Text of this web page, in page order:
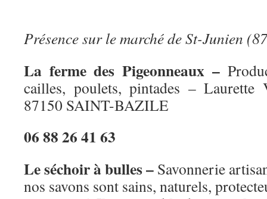
Présence sur le marché de St-Junien
La ferme des Pigeonneaux –
cailles, poulets, pintades –
87150 SAINT-BAZILE
06 88 26 41 63
Le séchoir à bulles – Savonnerie
nos savons sont sains, naturels,